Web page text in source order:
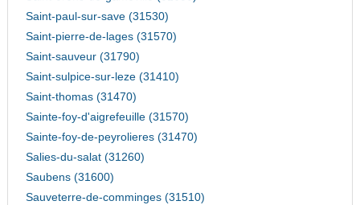
Saint-paul-sur-save (31530)
Saint-pierre-de-lages (31570)
Saint-sauveur (31790)
Saint-sulpice-sur-leze (31410)
Saint-thomas (31470)
Sainte-foy-d'aigrefeuille (31570)
Sainte-foy-de-peyrolieres (31470)
Salies-du-salat (31260)
Saubens (31600)
Sauveterre-de-comminges (31510)